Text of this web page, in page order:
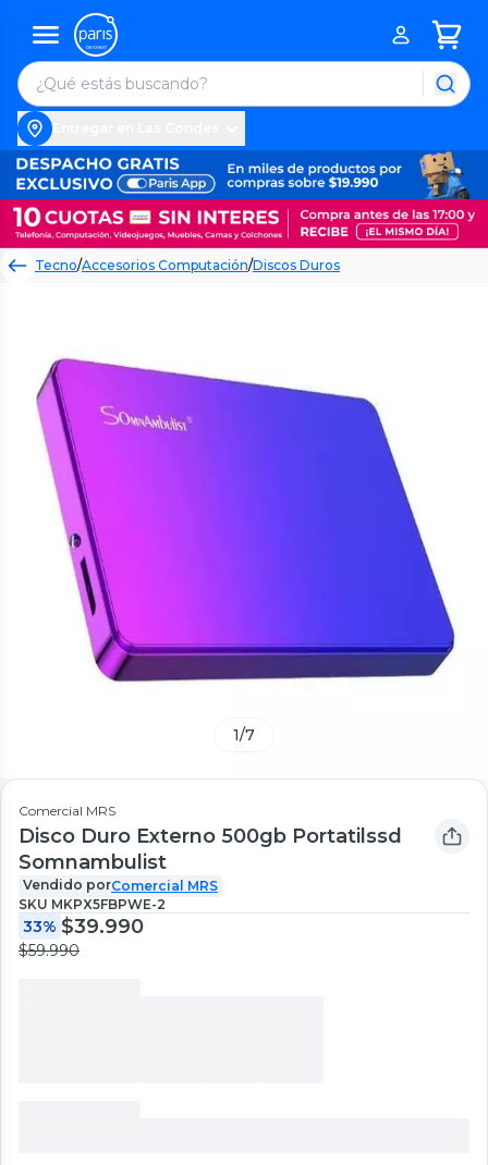
Tecno/Accesorios Computación/Discos Duros
1/7
Comercial MRS
Disco Duro Externo 500gb Portatilssd
Somnambulist
Vendido porComercial MRS
SKU MKPX5FBPWE-2
33% $39.990
$59.990